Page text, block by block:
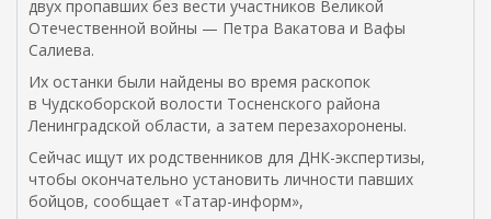
двух пропавших без вести участников Великой
Отечественной войны — Петра Вакатова и Вафы
Салиева.
Их останки были найдены во время раскопок
в Чудскоборской волости Тосненского района
Ленинградской области, а затем перезахоронены.
Сейчас ищут их родственников для ДНК-экспертизы,
чтобы окончательно установить личности павших
бойцов, сообщает «Татар-информ»,